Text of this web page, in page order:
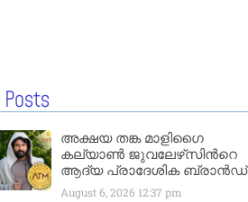
അക്ഷയ തങ്ക മാളിഗൈ
കല്യാണ്‍ ജുവലേഴ്‌സിന്‍റെ
ആദ്യ പ്രാദേശിക ബ്രാന്‍ഡ്
August 6, 2026 12:37 pm